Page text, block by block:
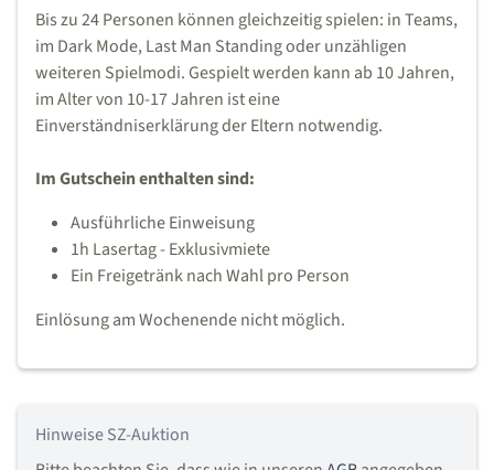
Bis zu 24 Personen können gleichzeitig spielen: in Teams,
im Dark Mode, Last Man Standing oder unzähligen
weiteren Spielmodi. Gespielt werden kann ab 10 Jahren,
im Alter von 10-17 Jahren ist eine
Einverständniserklärung der Eltern notwendig.
Im Gutschein enthalten sind:
Ausführliche Einweisung
1h Lasertag - Exklusivmiete
Ein Freigetränk nach Wahl pro Person
Einlösung am Wochenende nicht möglich.
Hinweise SZ-Auktion